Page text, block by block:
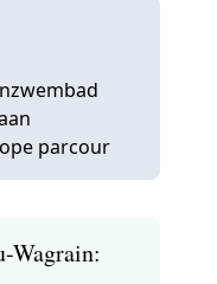
parcour
Wagrain: